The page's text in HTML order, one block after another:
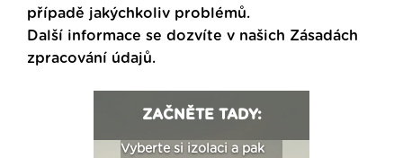
případě jakýchkoliv problémů.
Další informace se dozvíte v našich Zásadách
zpracování údajů.
ZAČNĚTE TADY:
Vyberte si izolaci a pak